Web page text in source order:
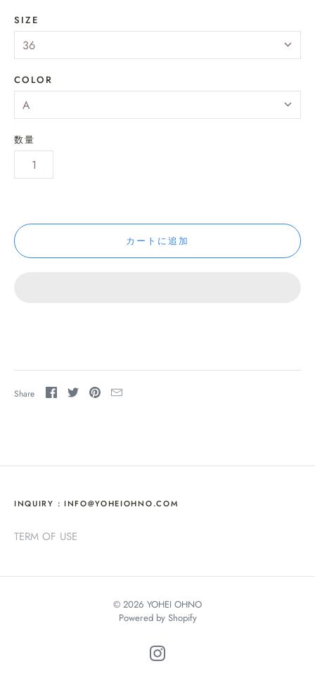
SIZE
COLOR
数量
カートに追加
Share
INQUIRY : INFO@YOHEIOHNO.COM
TERM OF USE
© 2026 YOHEI OHNO
Powered by Shopify